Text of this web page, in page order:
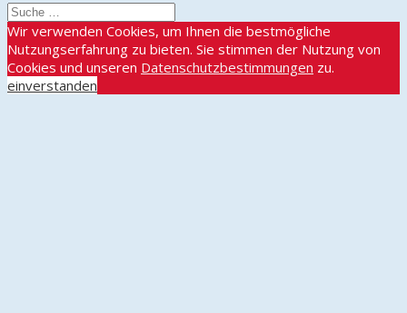
Wir verwenden Cookies, um Ihnen die bestmögliche
Nutzungserfahrung zu bieten. Sie stimmen der Nutzung von
Cookies und unseren Datenschutzbestimmungen zu.
einverstanden